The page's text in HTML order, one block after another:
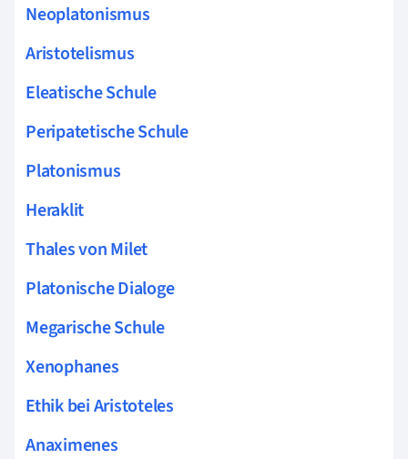
Neoplatonismus
Aristotelismus
Eleatische Schule
Peripatetische Schule
Platonismus
Heraklit
Thales von Milet
Platonische Dialoge
Megarische Schule
Xenophanes
Ethik bei Aristoteles
Anaximenes